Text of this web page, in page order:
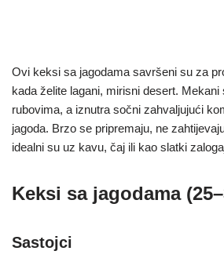
Ovi keksi sa jagodama savršeni su za
kada želite lagani, mirisni desert. Mekani
rubovima, a iznutra sočni zahvaljujući
jagoda. Brzo se pripremaju, ne
idealni su uz kavu, čaj ili kao slatki
Keksi sa jagodama
Sastojci